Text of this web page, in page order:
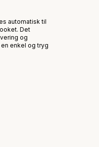
automatisk til
Det
og
enkel og tryg